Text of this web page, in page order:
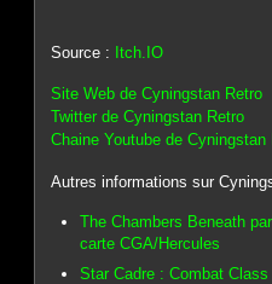
Source : Itch.IO
Site Web de Cyningstan Retro
Twitter de Cyningstan Retro
Chaine Youtube de Cyningstan
Autres informations sur
The Chambers Beneath
carte CGA/Hercules
Star Cadre : Combat